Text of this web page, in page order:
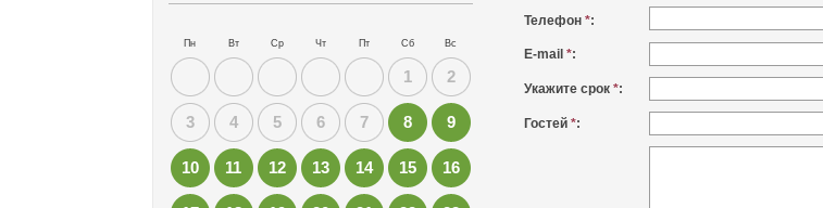
Пн Вт Ср Чт Пт Сб Вс
1 2
3 4 5 6 7 8 9
10 11 12 13 14 15 16
Телефон *:
E-mail *:
Укажите срок *:
Гостей *: